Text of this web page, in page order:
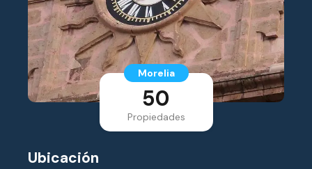
Morelia
50
Propiedades
Ubicación